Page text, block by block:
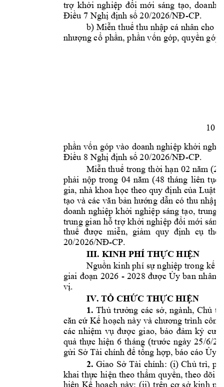
trợ khởi nghiệp đổi mới sáng tạo, doanh
Điều 7 Nghị định số 20/2026/NĐ-CP.
b) Miễn thuế thu nhập cá nhân cho
nhượng cổ phần, phần vốn góp, quyền góp
10
phần vốn góp vào doanh nghiệp khởi
Điều 8 Nghị định số 20/2026/NĐ-CP.
Miễn thuế trong thời hạn 02 năm
phải nộp trong 04 năm (48 tháng liên tục)
gia, nhà khoa học theo quy định của Luật
tạo và các văn bản hướng dẫn có thu nhập
doanh nghiệp khởi nghiệp sáng tạo, trung
trung gian hỗ trợ khởi nghiệp đổi mới
thuế được  miễn, giảm  quy định cụ  thể
20/2026/NĐ-CP.
III. KINH PHÍ THỰC HIỆN
Nguồn kinh phí sự nghiệp trong kế
giai đoạn 2026 - 2028 được Ủy ban nhân
vị.
IV. TỔ CHỨC THỰC HIỆN
1. Thủ trưởng các sở, ngành, Chủ
căn cứ Kế hoạch này và chương trình công
các nhiệm vụ được giao, bảo đảm kỷ
quả thực hiện 6 tháng (trước ngày 25/6/
gửi Sở Tài chính để tổng hợp, báo cáo Ủy
2. Giao Sở Tài chính: (i) Chủ trì,
khai thực hiện theo thẩm quyền, theo dõi,
hiện Kế hoạch này; (ii) trên cơ sở kinh